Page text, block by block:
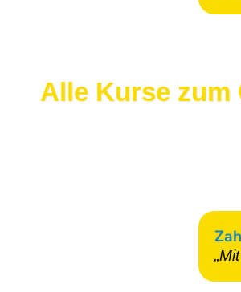
Alle Kurse zum